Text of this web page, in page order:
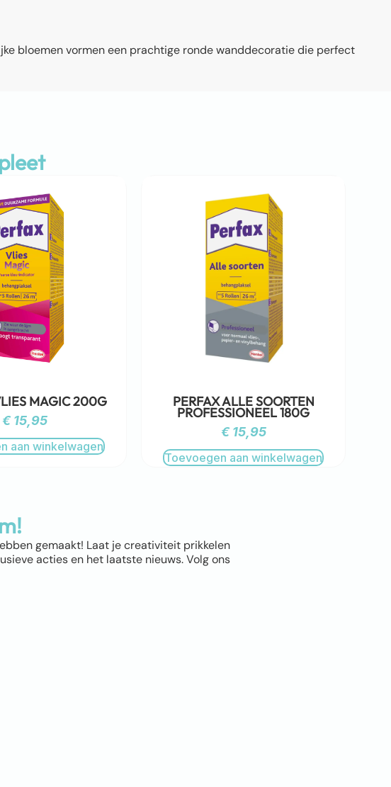
bloemen vormen een prachtige ronde wanddecoratie die perfect
MAGIC 200G
€15,95
aan winkelwagen
PERFAX ALLE SOORTEN
PROFESSIONEEL 180G
€15,95
Toevoegen aan winkelwagen
gemaakt! Laat je creativiteit prikkelen
acties en het laatste nieuws. Volg ons